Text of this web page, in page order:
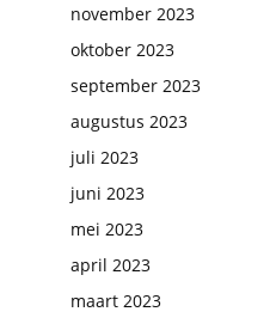
november 2023
oktober 2023
september 2023
augustus 2023
juli 2023
juni 2023
mei 2023
april 2023
maart 2023